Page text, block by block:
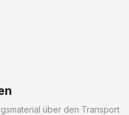
über den Transport